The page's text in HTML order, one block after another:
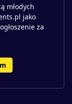
młodych
jako
za